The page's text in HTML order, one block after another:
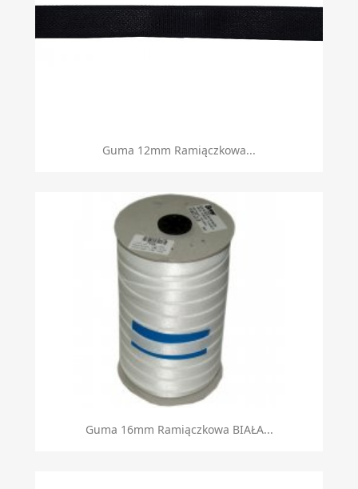
Guma 12mm Ramiączkowa...
Guma 16mm Ramiączkowa BIAŁA...